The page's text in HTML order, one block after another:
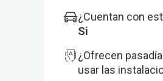
¿Cuentan con
Si
¿Ofrecen
usar las